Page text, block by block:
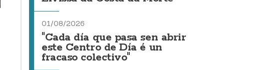
01/08/2026
"Cada día que pasa sen abrir
este Centro de Día é un
fracaso colectivo"